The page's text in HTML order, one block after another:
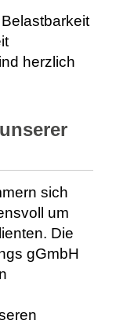
herzlich
sich
um
Die
gGmbH